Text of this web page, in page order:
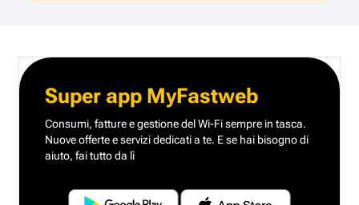
Super app MyFastweb
Consumi, fatture e gestione del Wi-Fi sempre in tasca.
Nuove offerte e servizi dedicati a te. E se hai bisogno di
aiuto, fai tutto da lì